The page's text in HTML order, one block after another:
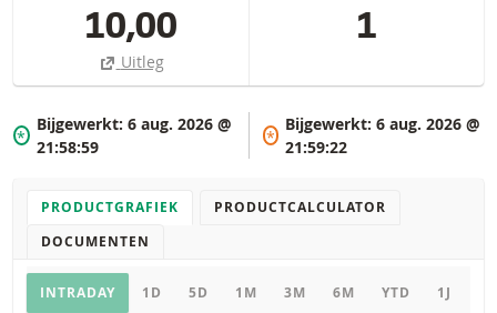
10,00
Uitleg
1
*
Bijgewerkt: 6 aug. 2026 @
21:58:59
*
Bijgewerkt:6 aug. 2026 @
21:59:22
PRODUCTGRAFIEK
PRODUCTCALCULATOR
DOCUMENTEN
Productgrafiek
INTRADAY 1D 5D 1M 3M 6M YTD 1J